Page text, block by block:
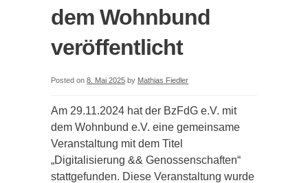
dem Wohnbund
veröffentlicht
Posted on 8. Mai 2025 by Mathias Fiedler
Am 29.11.2024 hat der BzFdG e.V. mit
dem Wohnbund e.V. eine gemeinsame
Veranstaltung mit dem Titel
„Digitalisierung && Genossenschaften“
stattgefunden. Diese Veranstaltung wurde